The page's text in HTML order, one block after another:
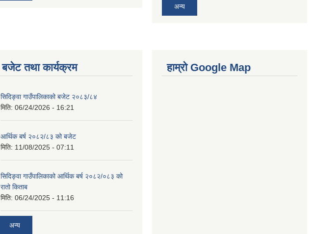
अन्य
बजेट तथा कार्यक्रम
सिदिङ्वा गाउँपालिकाको बजेट २०८३/८४
मिति: 06/24/2026 - 16:21
आर्थिक बर्ष २०८२/८३ को बजेट
मिति: 11/08/2025 - 07:11
सिदिङ्वा गाउँपालिकाको आर्थिक बर्ष २०८२/०८३ को
रातो किताब
मिति: 06/24/2025 - 11:16
अन्य
हाम्रो Google Map